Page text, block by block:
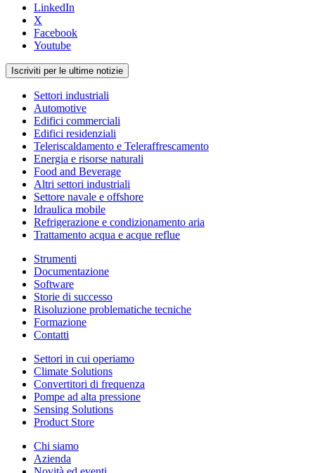
LinkedIn
X
Facebook
Youtube
Iscriviti per le ultime notizie
Settori industriali
Automotive
Edifici commerciali
Edifici residenziali
Teleriscaldamento e Teleraffrescamento
Energia e risorse naturali
Food and Beverage
Altri settori industriali
Settore navale e offshore
Idraulica mobile
Refrigerazione e condizionamento aria
Trattamento acqua e acque reflue
Strumenti
Documentazione
Software
Storie di successo
Risoluzione problematiche tecniche
Formazione
Contatti
Settori in cui operiamo
Climate Solutions
Convertitori di frequenza
Pompe ad alta pressione
Sensing Solutions
Product Store
Chi siamo
Azienda